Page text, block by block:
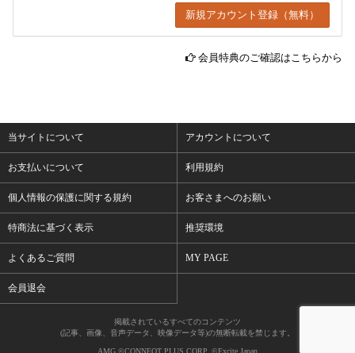
会員特典のご確認はこちらから
当サイトについて アカウントについて
お支払いについて 利用規約
個人情報の保護に関する規約 お客さまへのお願い
特商法に基づく表示 推奨環境
よくあるご質問 MY PAGE
会員退会
掲載されているすべてのコンテンツ
(記事、画像、音声データ、映像データ等)の無断転載を禁じます。
AMG ©CONNEQT PLUS CORP. ©Excite Japan